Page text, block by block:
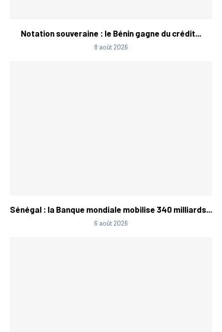
Notation souveraine : le Bénin gagne du crédit...
8 août 2026
Sénégal : la Banque mondiale mobilise 340 milliards...
6 août 2026